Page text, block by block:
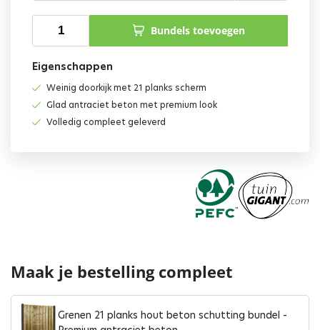
Bundels toevoegen
Eigenschappen
Weinig doorkijk met 21 planks scherm
Glad antraciet beton met premium look
Volledig compleet geleverd
Maak je bestelling compleet
Grenen 21 planks hout beton schutting bundel -